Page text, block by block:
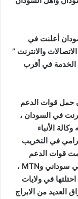
أعلنت في
والانترنت ”
الخدمة في أقرب
حمل قوات الدعم
في السودان ،
الأنباء
في التخريب
قوات الدعم
السريع بإيقاف العمل في مركزي بيانات شركتي سوداني وMTN ،
في ولايات
العديد من الابراج